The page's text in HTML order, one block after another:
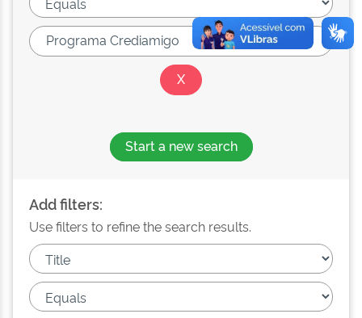
Start a new search
Add filters:
Use filters to refine the search results.